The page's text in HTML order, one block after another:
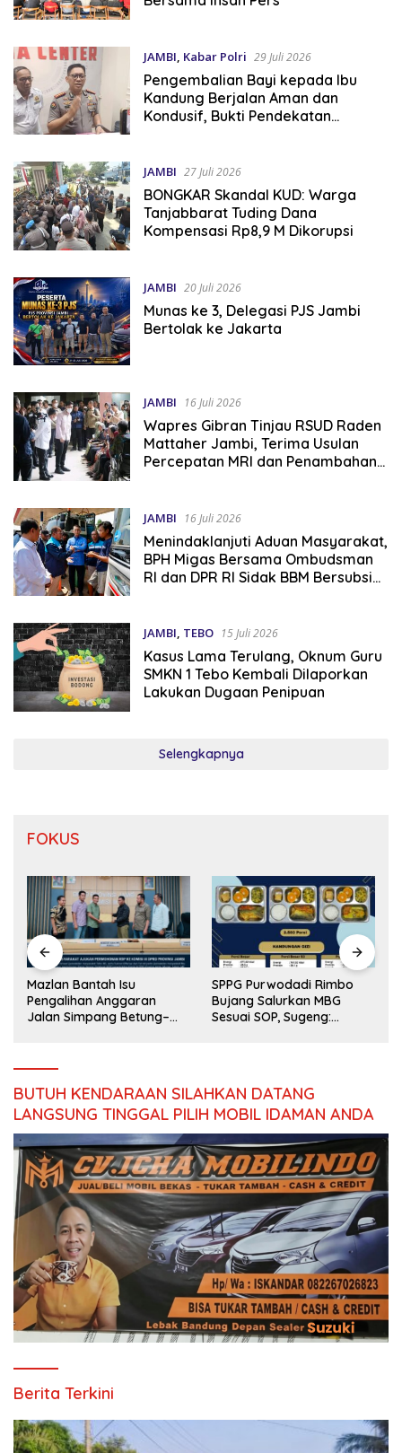
JAMBI, Kabar Polri 29 Juli 2026
Pengembalian Bayi kepada Ibu
Kandung Berjalan Aman dan
Kondusif, Bukti Pendekatan
JAMBI 27 Juli 2026
BONGKAR Skandal KUD: Warga
Tanjabbarat Tuding Dana
Kompensasi Rp8,9 M Dikorupsi
JAMBI 20 Juli 2026
Munas ke 3, Delegasi PJS Jambi
Bertolak ke Jakarta
JAMBI 16 Juli 2026
Wapres Gibran Tinjau RSUD Raden
Mattaher Jambi, Terima Usulan
Percepatan MRI dan Penambahan
JAMBI 16 Juli 2026
Menindaklanjuti Aduan Masyarakat,
BPH Migas Bersama Ombudsman
RI dan DPR RI Sidak BBM Bersubsidi
JAMBI, TEBO 15 Juli 2026
Kasus Lama Terulang, Oknum Guru
SMKN 1 Tebo Kembali Dilaporkan
Lakukan Dugaan Penipuan
Selengkapnya
FOKUS
Mazlan Bantah Isu
Pengalihan Anggaran
Jalan Simpang Betung–
SPPG Purwodadi Rimbo
Bujang Salurkan MBG
Sesuai SOP, Sugeng:
BUTUH KENDARAAN SILAHKAN DATANG
LANGSUNG TINGGAL PILIH MOBIL IDAMAN ANDA
Berita Terkini